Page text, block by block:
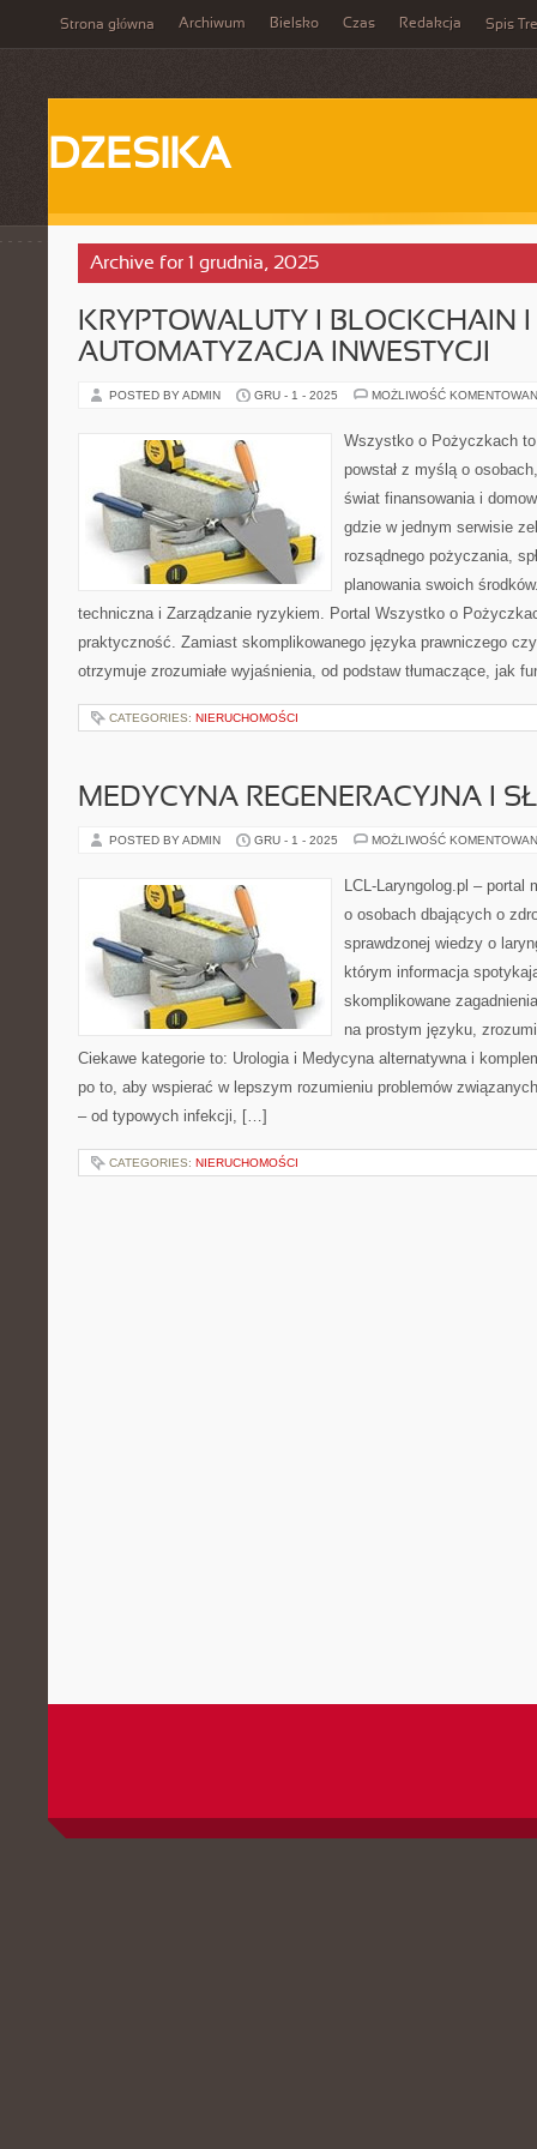
Strona główna Archiwum Bielsko Czas Redakcja Spis
DZESIKA
Archive for 1 grudnia, 2025
KRYPTOWALUTY I BLOCKCHAIN I
AUTOMATYZACJA INWESTYCJI
POSTED BY ADMIN GRU - 1 - 2025 MOŻLIWOŚĆ
Wszystko o Pożyczkach
powstał z myślą o
świat finansowania i
gdzie w jednym serwisie
rozsądnego pożyczania,
planowania swoich
techniczna i Zarządzanie ryzykiem. Portal Wszystko o
praktyczność. Zamiast skomplikowanego języka prawniczego
otrzymuje zrozumiałe wyjaśnienia, od podstaw tłumaczące, jak
CATEGORIES: NIERUCHOMOŚCI
MEDYCYNA REGENERACYJNA I
POSTED BY ADMIN GRU - 1 - 2025 MOŻLIWOŚĆ
LCL-Laryngolog.pl –
o osobach dbających o
sprawdzonej wiedzy o
którym informacja
skomplikowane
na prostym języku,
Ciekawe kategorie to: Urologia i Medycyna alternatywna i
po to, aby wspierać w lepszym rozumieniu problemów
– od typowych infekcji, […]
CATEGORIES: NIERUCHOMOŚCI